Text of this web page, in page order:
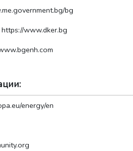
bg
www.dker.bg
energy/en